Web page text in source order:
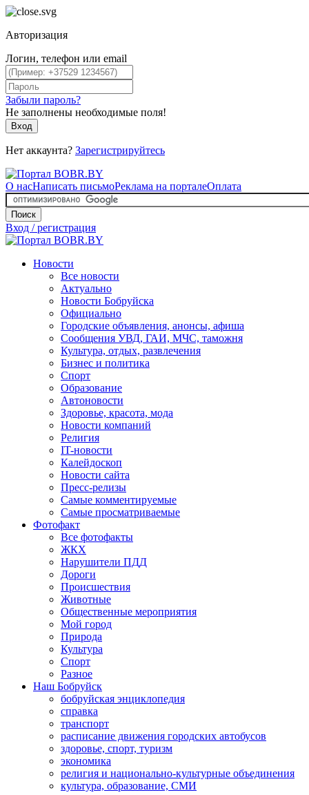
Авторизация
Логин, телефон или email
Забыли пароль?
Не заполнены необходимые поля!
Вход
Нет аккаунта? Зарегистрируйтесь
О насНаписать письмоРеклама на порталеОплата
Поиск
Вход / регистрация
Новости
Все новости
Актуально
Новости Бобруйска
Официально
Городские объявления, анонсы, афиша
Сообщения УВД, ГАИ, МЧС, таможня
Культура, отдых, развлечения
Бизнес и политика
Спорт
Образование
Автоновости
Здоровье, красота, мода
Новости компаний
Религия
IT-новости
Калейдоскоп
Новости сайта
Пресс-релизы
Самые комментируемые
Самые просматриваемые
Фотофакт
Все фотофакты
ЖКХ
Нарушители ПДД
Дороги
Происшествия
Животные
Общественные мероприятия
Мой город
Природа
Культура
Спорт
Разное
Наш Бобруйск
бобруйская энциклопедия
справка
транспорт
расписание движения городских автобусов
здоровье, спорт, туризм
экономика
религия и национально-культурные объединения
культура, образование, СМИ